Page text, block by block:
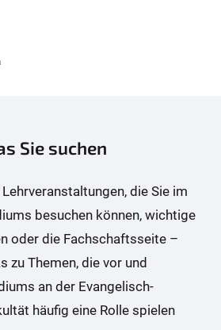
Sie suchen
die Sie im
besuchen können, wichtige
oder die Fachschaftsseite –
zu Themen, die vor und
an der Evangelisch-
häufig eine Rolle spielen